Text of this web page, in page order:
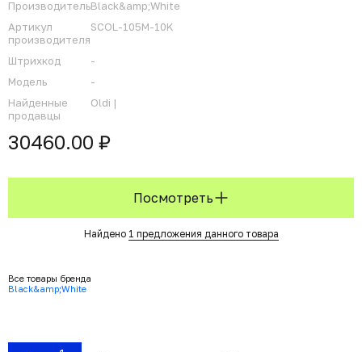
ПроизводительBlack&amp;White
Артикул
производителя
SCOL-105M-10K
Штрихкод
-
Модель
-
Найденные
продавцы
Oldi |
30460.00 ₽
Посмотреть
Найдено 1 предложения данного товара
Все товары бренда
Black&amp;White